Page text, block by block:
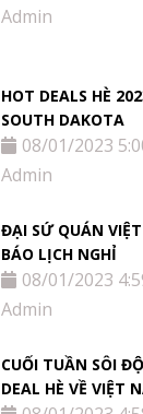
Admin
HOT DEALS HÈ
SOUTH DAKOTA
08/01/2023
Admin
ĐẠI SỨ QUÁN
BÁO LỊCH NGHỈ
08/01/2023
Admin
CUỐI TUẦN SÔI
DEAL HÈ VỀ VIỆT